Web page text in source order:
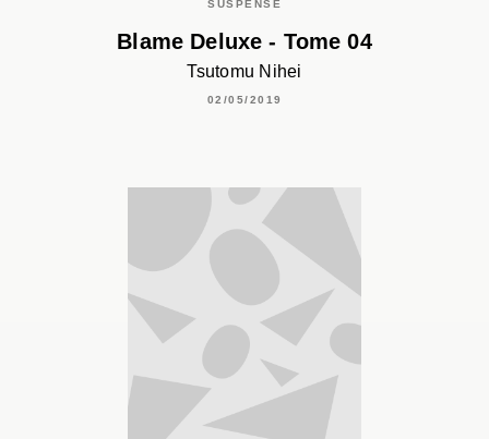
SUSPENSE
Blame Deluxe - Tome 04
Tsutomu Nihei
02/05/2019